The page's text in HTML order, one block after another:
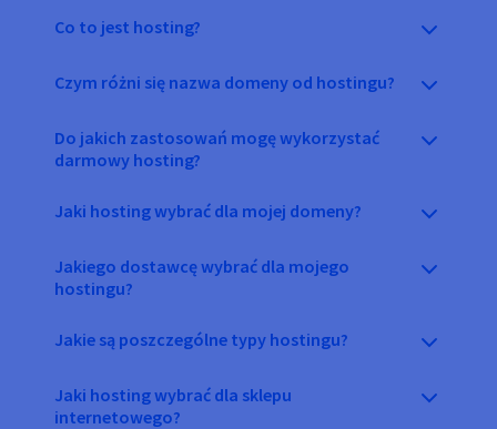
Co to jest hosting?
Czym różni się nazwa domeny od hostingu?
Do jakich zastosowań mogę wykorzystać
darmowy hosting?
Jaki hosting wybrać dla mojej domeny?
Jakiego dostawcę wybrać dla mojego
hostingu?
Jakie są poszczególne typy hostingu?
Jaki hosting wybrać dla sklepu
internetowego?